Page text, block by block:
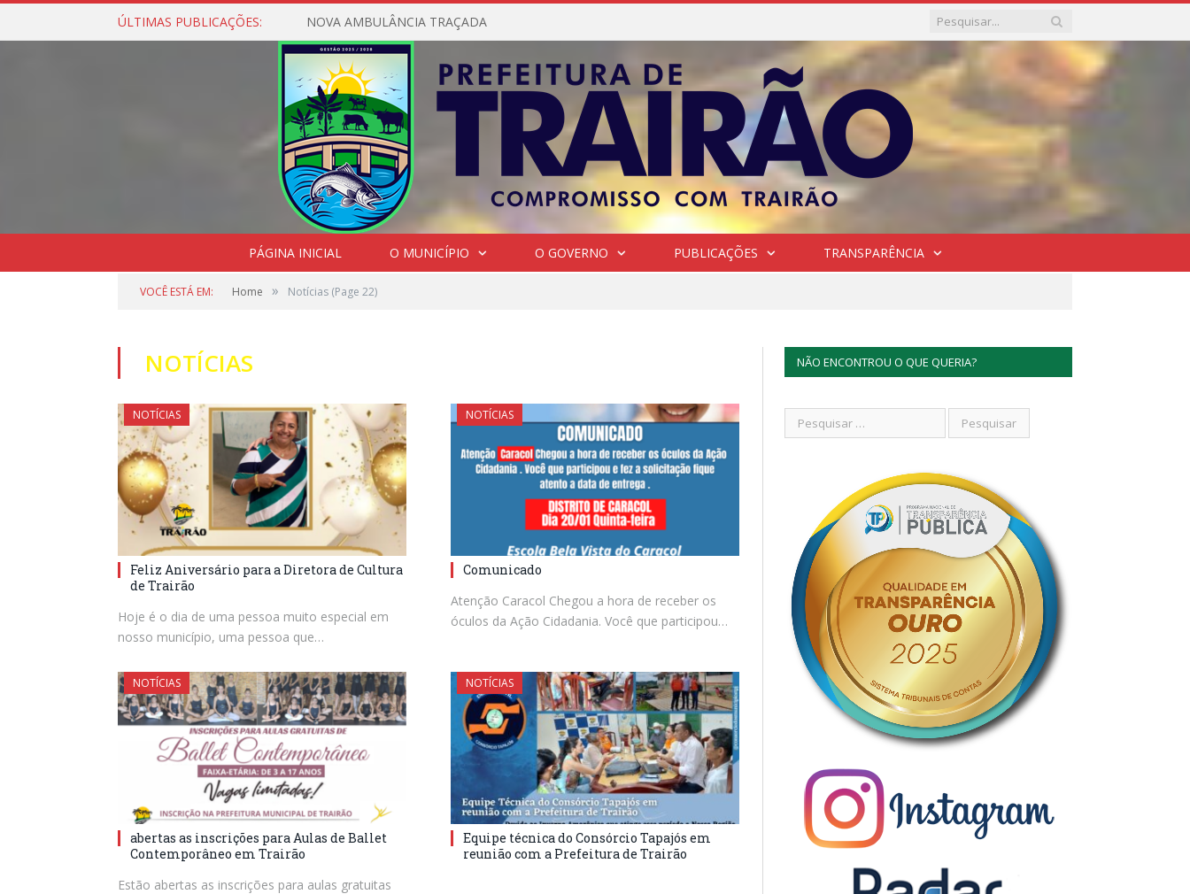
ÚLTIMAS PUBLICAÇÕES: NOVA AMBULÂNCIA TRAÇADA
PÁGINA INICIAL O MUNICÍPIO O GOVERNO PUBLICAÇÕES TRANSPARÊNCIA
VOCÊ ESTÁ EM: Home » Notícias (Page 22)
NOTÍCIAS
NOTÍCIAS
Feliz Aniversário para a Diretora de Cultura
de Trairão
Hoje é o dia de uma pessoa muito especial em
nosso município, uma pessoa que…
NOTÍCIAS
Comunicado
Atenção Caracol Chegou a hora de receber os
óculos da Ação Cidadania. Você que participou…
NOTÍCIAS
abertas as inscrições para Aulas de Ballet
Contemporâneo em Trairão
Estão abertas as inscrições para aulas gratuitas
NOTÍCIAS
Equipe técnica do Consórcio Tapajós em
reunião com a Prefeitura de Trairão
NÃO ENCONTROU O QUE QUERIA?